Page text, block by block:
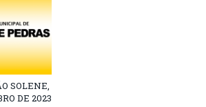
SOLENE,
DE 2023